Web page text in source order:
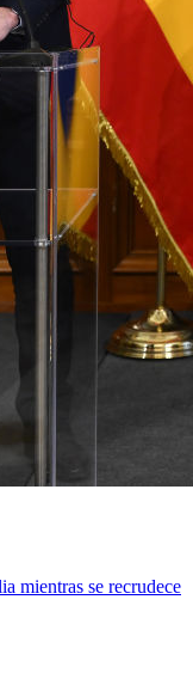
mientras se recrudece